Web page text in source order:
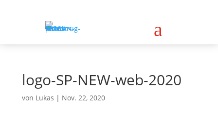
a
logo-SP-NEW-web-2020
von Lukas | Nov. 22, 2020